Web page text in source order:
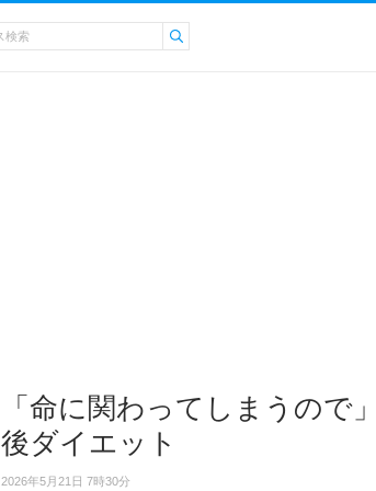
「命に関わってしまうので
後ダイエット
2026年5月21日 7時30分